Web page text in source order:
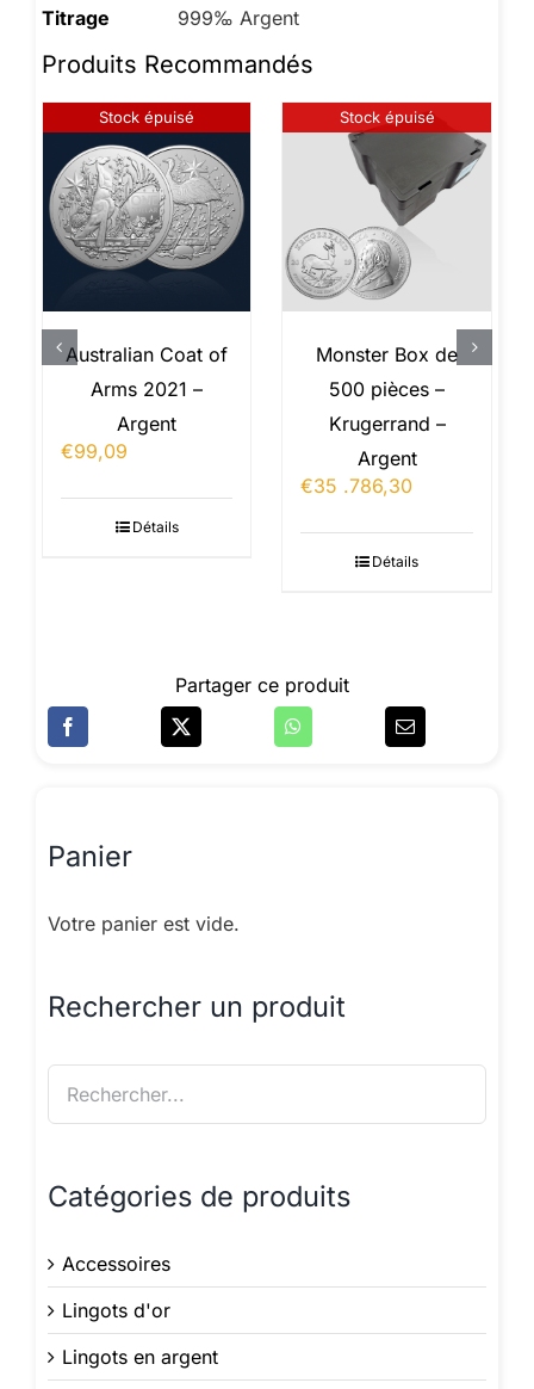
Titrage 999‰ Argent
Produits Recommandés
Stock épuisé
Australian Coat of
Arms 2021 –
Argent
€99,09
Détails
Stock épuisé
Monster Box de
500 pièces –
Krugerrand –
Argent
€35 .786,30
Détails
Partager ce produit
Panier
Votre panier est vide.
Rechercher un produit
Catégories de produits
Accessoires
Lingots d'or
Lingots en argent